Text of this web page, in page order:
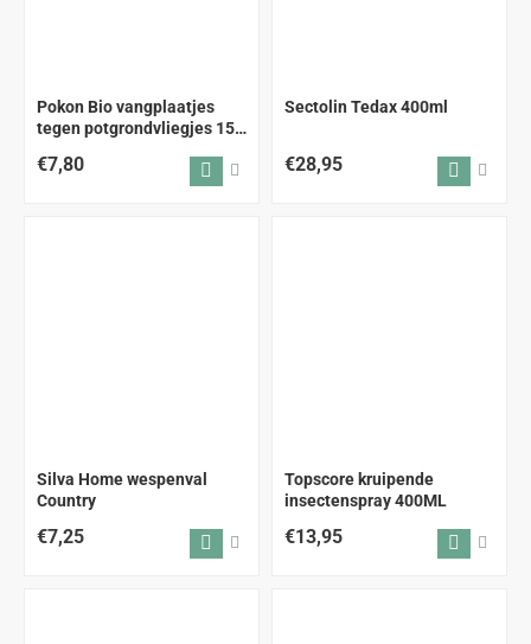
Pokon Bio vangplaatjes
tegen potgrondvliegjes 15
€7,80
Sectolin Tedax 400ml
€28,95
Silva Home wespenval
Country
€7,25
Topscore kruipende
insectenspray 400ML
€13,95